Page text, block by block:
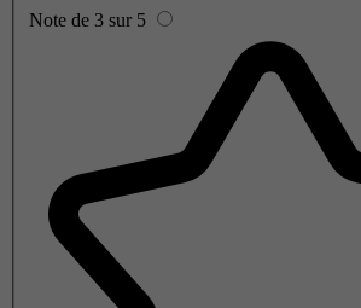
Note de 3 sur 5